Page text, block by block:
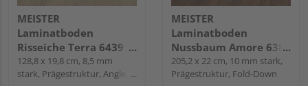
MEISTER
Laminatboden
Risseiche Terra 6439
Landhausdiele -
MeisterDesign.
128,8 x 19,8 cm, 8,5 mm
stark, Prägestruktur, Angle-
MEISTER
Laminatboden
Nussbaum Amore 6389
Landhausdiele -
MeisterDesign.
205,2 x 22 cm, 10 mm stark,
Prägestruktur, Fold-Down